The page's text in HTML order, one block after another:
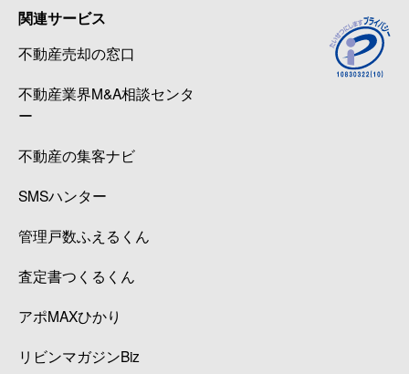
関連サービス
不動産売却の窓口
不動産業界M&A相談センタ
ー
不動産の集客ナビ
SMSハンター
管理戸数ふえるくん
査定書つくるくん
アポMAXひかり
リビンマガジンBiz